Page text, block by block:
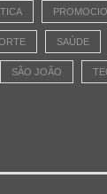
SAÚDE
SÃO JOÃO